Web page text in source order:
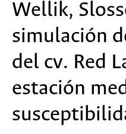
Wellik,
simulación
del cv. Red
estación